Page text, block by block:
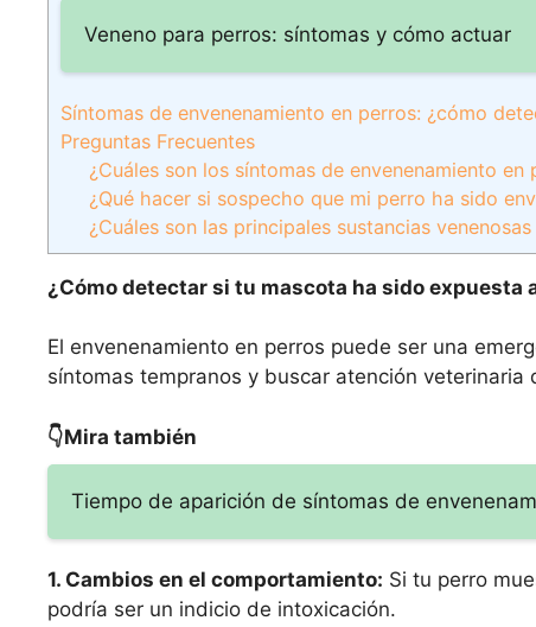
Veneno para perros: síntomas y cómo actuar
Síntomas de envenenamiento en perros: ¿cómo
Preguntas Frecuentes
¿Cuáles son los síntomas de envenenamiento
¿Qué hacer si sospecho que mi perro ha sido
¿Cuáles son las principales sustancias
¿Cómo detectar si tu mascota ha sido expuesta
El envenenamiento en perros puede ser una
síntomas tempranos y buscar atención veterinaria
👇Mira también
Tiempo de aparición de síntomas de
1. Cambios en el comportamiento: Si tu perro
podría ser un indicio de intoxicación.